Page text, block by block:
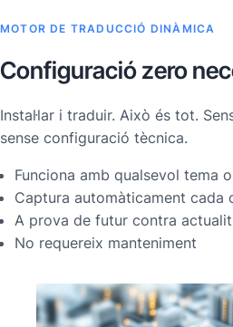
MOTOR DE TRADUCCIÓ DINÀMICA
Configuració zero
Instal·lar i traduir. Això és tot.
sense configuració tècnica.
Funciona amb qualsevol tema
Captura automàticament cada
A prova de futur contra
No requereix manteniment